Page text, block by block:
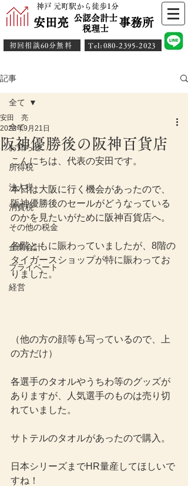
神戸 元町駅から徒歩1分
安田亮 事務所
公認会計士
​税理士
初回相談60分無料 ​Tel:080-2395-2023
記事
全て
お知らせ
所得税
法人税
消費税
その他の税金
企業会計
プライベート
経営
全て
阪神優勝後の阪神百貨店
安田 亮
2023年9月21日
こんにちは、代表の安田です。
本日は大阪に行く機会があったので、
阪神優勝後のセールがどうなっている
のかを見たいがために阪神百貨店へ。
各階ともに賑わっていましたが、8階の
タイガースショップが特に賑わってお
りました。
（他の方の顔等も写っているので、上
の方だけ）
各選手のタオルやうちわ等のグッズが
ありますが、人気選手のものは売り切
れていました。
サトテルのタオルがあったので購入。
日本シリーズまでHR量産してほしいで
すね！